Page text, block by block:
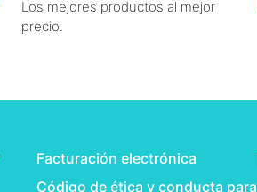
Los mejores productos al mejor
precio.
Facturación electrónica
Código de ética y conducta para